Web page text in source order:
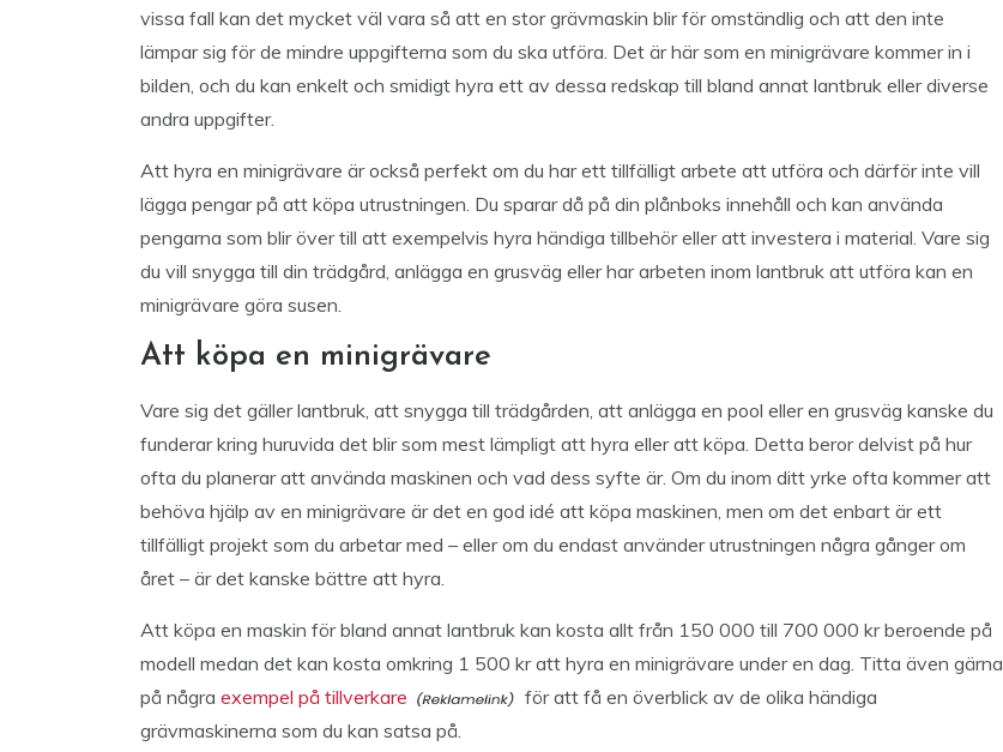
vissa fall kan det mycket väl vara så att en stor grävmaskin blir för omständlig och att den inte
lämpar sig för de mindre uppgifterna som du ska utföra. Det är här som en minigrävare kommer in i
bilden, och du kan enkelt och smidigt hyra ett av dessa redskap till bland annat lantbruk eller diverse
andra uppgifter.
Att hyra en minigrävare är också perfekt om du har ett tillfälligt arbete att utföra och därför inte vill
lägga pengar på att köpa utrustningen. Du sparar då på din plånboks innehåll och kan använda
pengarna som blir över till att exempelvis hyra händiga tillbehör eller att investera i material. Vare sig
du vill snygga till din trädgård, anlägga en grusväg eller har arbeten inom lantbruk att utföra kan en
minigrävare göra susen.
Att köpa en minigrävare
Vare sig det gäller lantbruk, att snygga till trädgården, att anlägga en pool eller en grusväg kanske du
funderar kring huruvida det blir som mest lämpligt att hyra eller att köpa. Detta beror delvist på hur
ofta du planerar att använda maskinen och vad dess syfte är. Om du inom ditt yrke ofta kommer att
behöva hjälp av en minigrävare är det en god idé att köpa maskinen, men om det enbart är ett
tillfälligt projekt som du arbetar med – eller om du endast använder utrustningen några gånger om
året – är det kanske bättre att hyra.
Att köpa en maskin för bland annat lantbruk kan kosta allt från 150 000 till 700 000 kr beroende på
modell medan det kan kosta omkring 1 500 kr att hyra en minigrävare under en dag. Titta även gärna
på några exempel på tillverkare
för att få en överblick av de olika händiga
grävmaskinerna som du kan satsa på.